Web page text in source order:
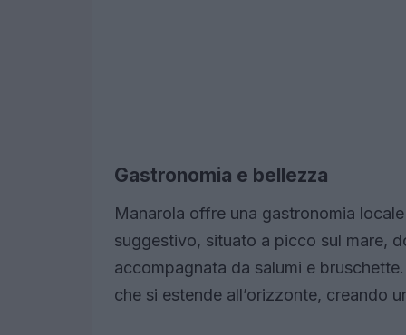
Gastronomia e bellezza
Manarola offre una gastronomia
suggestivo, situato a picco sul mare,
accompagnata da salumi e
che si estende all’orizzonte, creando